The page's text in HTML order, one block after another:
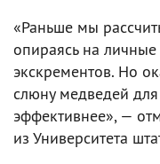
«Раньше мы
опираясь на
экскрементов. Но
слюну медведей
эффективнее», —
из Университета